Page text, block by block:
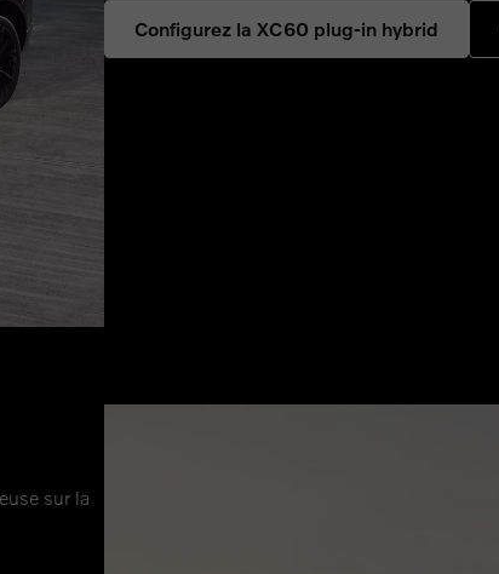
Configurez la XC60 plug-in hybrid
sur la